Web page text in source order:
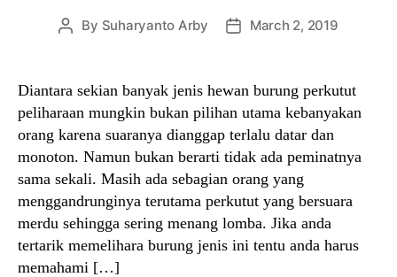
Post
By Suharyanto Arby
PostMarch 2, 2019
Diantara sekian banyak jenis hewan burung perkutut
peliharaan mungkin bukan pilihan utama kebanyakan
orang karena suaranya dianggap terlalu datar dan
monoton. Namun bukan berarti tidak ada peminatnya
sama sekali. Masih ada sebagian orang yang
menggandrunginya terutama perkutut yang bersuara
merdu sehingga sering menang lomba. Jika anda
tertarik memelihara burung jenis ini tentu anda harus
memahami […]